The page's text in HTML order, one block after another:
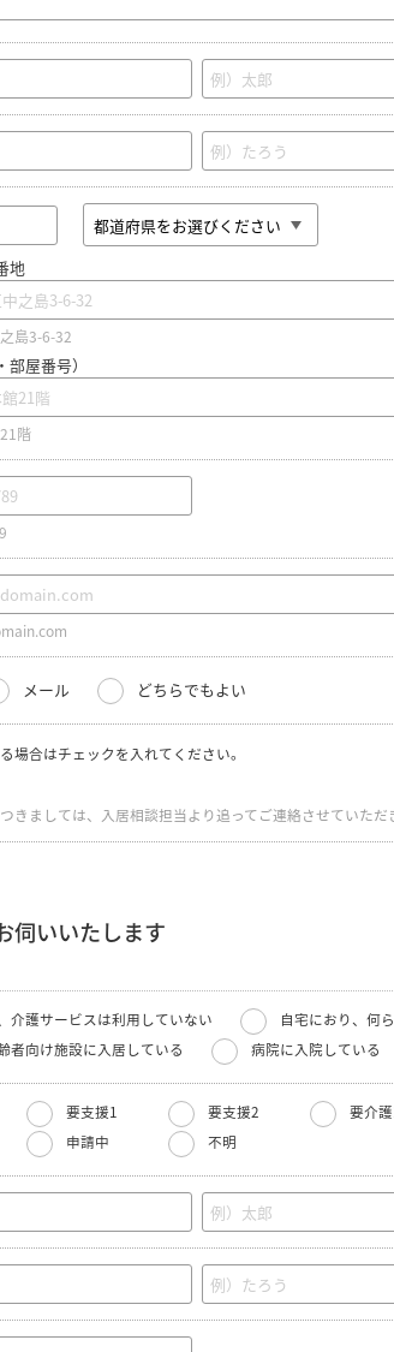
地
島3-6-32
屋番号）
階
メール どちらでもよい
場合はチェックを入れてください。
きましては、入居相談担当より追ってご連絡させていただ
伺いいたします
介護サービスは利用していない
自宅におり、何
者向け施設に入居している
病院に入院している
要支援1 要支援2 要介
申請中 不明